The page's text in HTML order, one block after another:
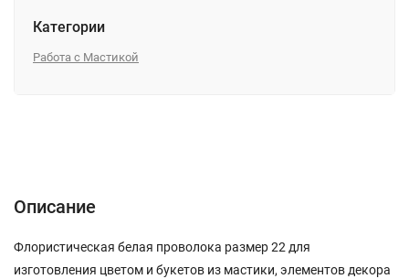
Категории
Работа с Мастикой
Описание
Флористическая белая проволока размер 22 для
изготовления цветом и букетов из мастики, элементов декора